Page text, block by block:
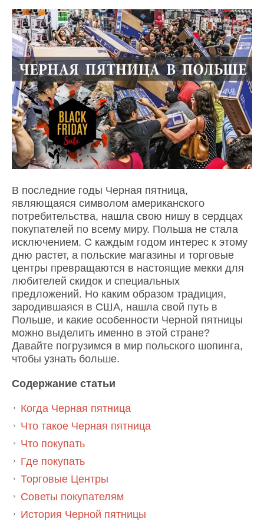
В последние годы Черная пятница,
являющаяся символом американского
потребительства, нашла свою нишу в сердцах
покупателей по всему миру. Польша не стала
исключением. С каждым годом интерес к этому
дню растет, а польские магазины и торговые
центры превращаются в настоящие мекки для
любителей скидок и специальных
предложений. Но каким образом традиция,
зародившаяся в США, нашла свой путь в
Польше, и какие особенности Черной пятницы
можно выделить именно в этой стране?
Давайте погрузимся в мир польского шопинга,
чтобы узнать больше.
Содержание статьи
Когда Черная пятница
Что такое Черная пятница
Что покупать
Где покупать
Торговые Центры
Советы покупателям
История Черной пятницы